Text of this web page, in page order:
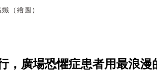
（繪圖）
，廣場恐懼症患者用最浪